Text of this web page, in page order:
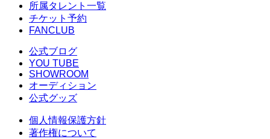
所属タレント一覧
チケット予約
FANCLUB
公式ブログ
YOU TUBE
SHOWROOM
オーディション
公式グッズ
個人情報保護方針
著作権について